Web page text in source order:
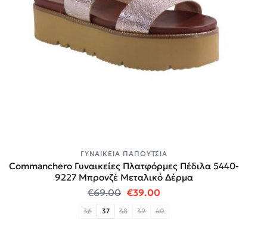
ΓΥΝΑΙΚΕΊΑ ΠΑΠΟΎΤΣΙΑ
Commanchero Γυναικείες Πλατφόρμες Πέδιλα 5440-
9227 Mπρονζέ Μεταλικό Δέρμα
€69.00 Original price was: €69.00.
€39.00Η τρέχουσα τιμή
36 37 38 39 40